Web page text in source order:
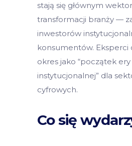
stają się głównym
transformacji branży —
inwestorów
konsumentów. Eksperci
okres jako “początek ery
instytucjonalnej” dla
cyfrowych.
Co się